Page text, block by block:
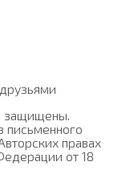
защищены.
письменного
правах
от 18